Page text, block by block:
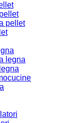
pellet
legna